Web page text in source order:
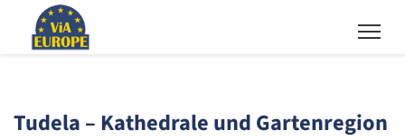
Tudela – Kathedrale und Gartenregion